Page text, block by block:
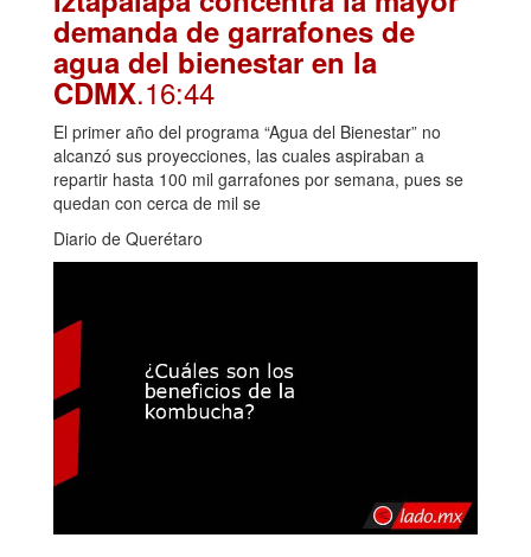
demanda de garrafones de
agua del bienestar en la
CDMX.16:44
El primer año del programa “Agua del Bienestar” no
alcanzó sus proyecciones, las cuales aspiraban a
repartir hasta 100 mil garrafones por semana, pues se
quedan con cerca de mil se
Diario de Querétaro